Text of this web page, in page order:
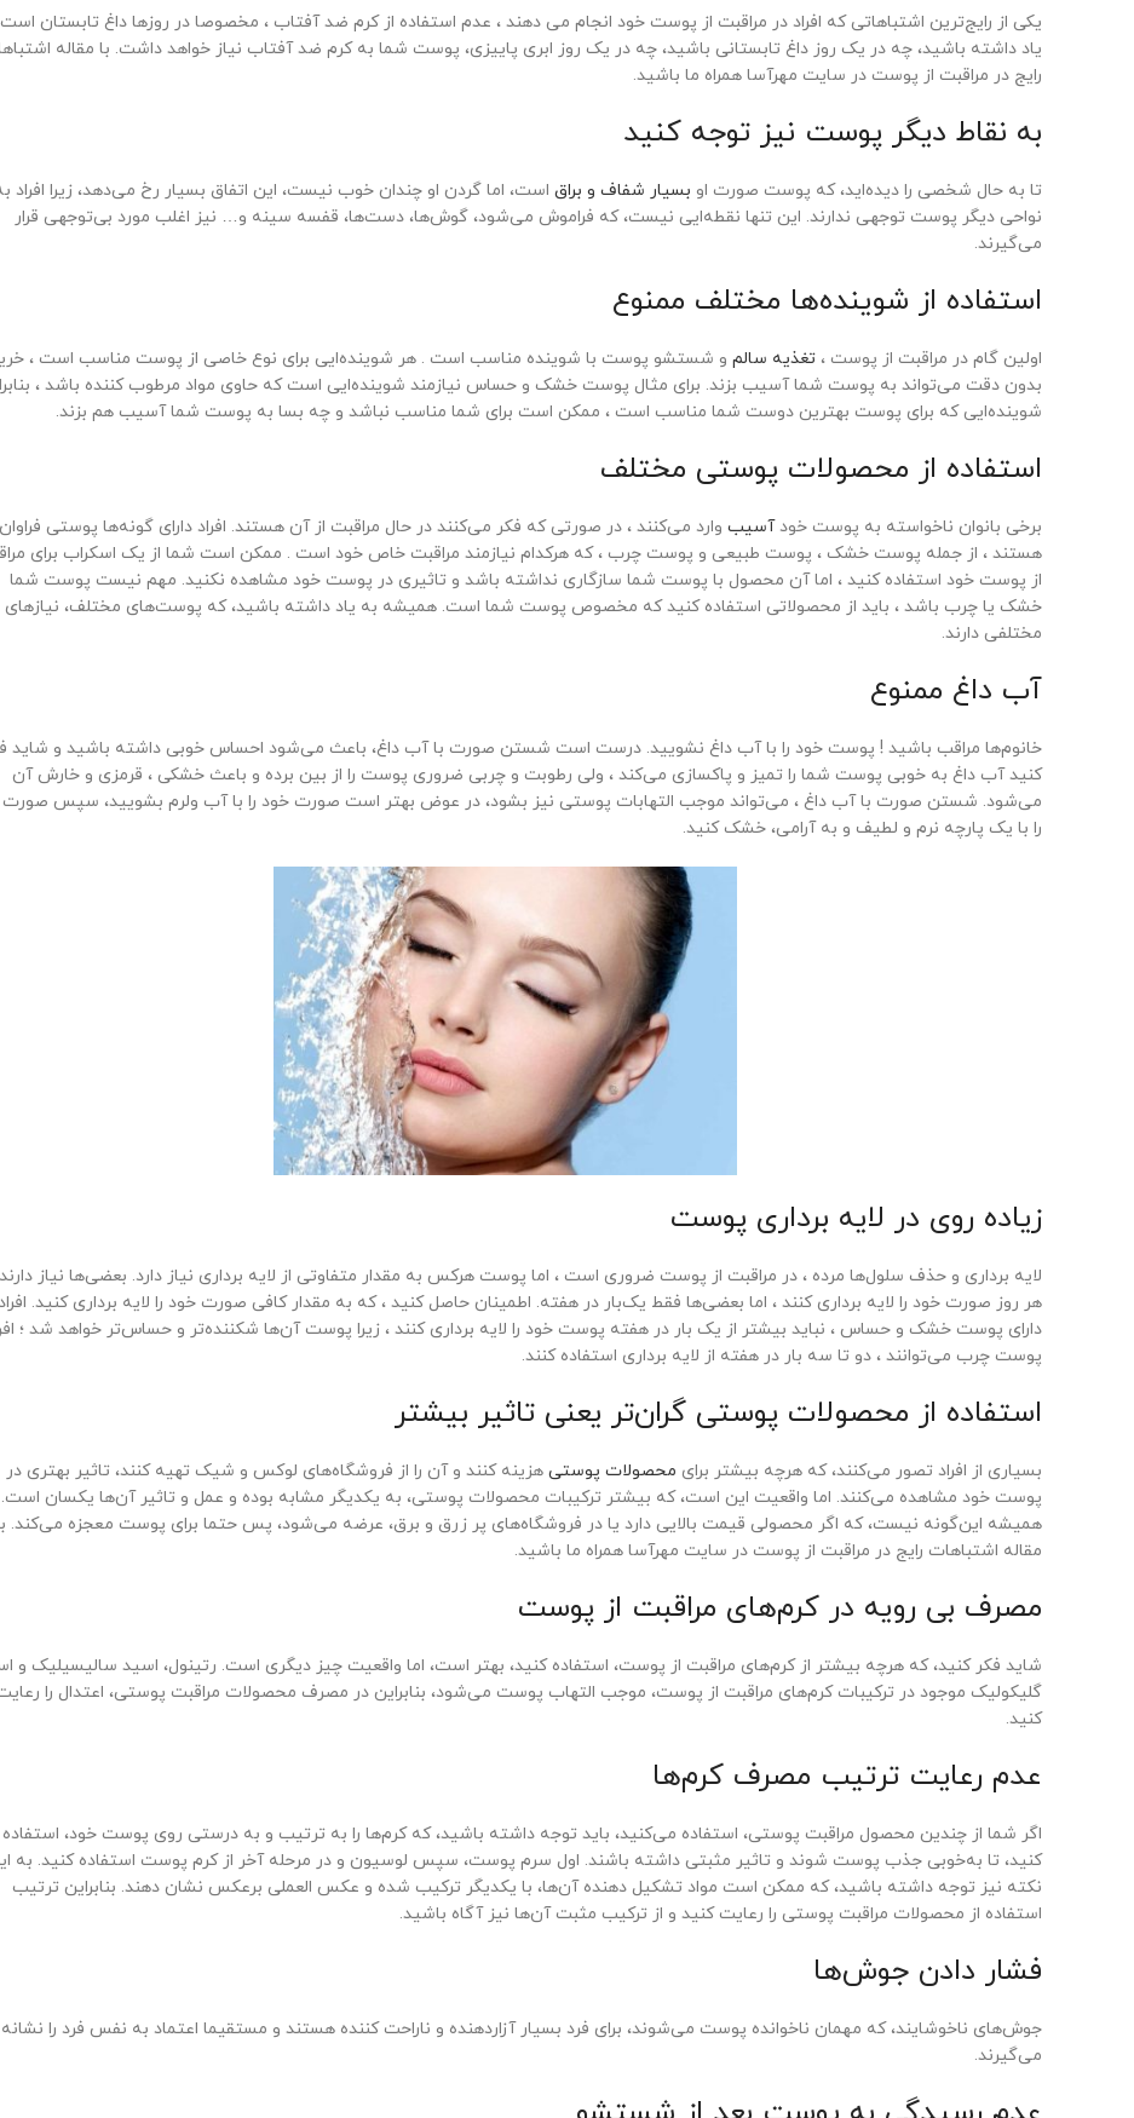
یکی از رایج‌ترین اشتباهاتی که افراد در مراقبت از پوست خود انجام می دهند ، عدم استفاده از کرم ضد آفتاب ، مخصوصا در روزها داغ تابستان
یاد داشته باشید، چه در یک روز داغ تابستانی باشید، چه در یک روز ابری پاییزی، پوست شما به کرم ضد آفتاب نیاز خواهد داشت. با مقاله
رایج در مراقبت از پوست در سایت مهرآسا همراه ما باشید.
به نقاط دیگر پوست نیز توجه کنید
تا به حال شخصی را دیده‌اید، که پوست صورت او بسیار شفاف و براق است، اما گردن او چندان خوب نیست، این اتفاق بسیار رخ می‌دهد، زیرا افراد
نواحی دیگر پوست توجهی ندارند. این تنها نقطه‌ایی نیست، که فراموش می‌شود، گوش‌ها، دست‌ها، قفسه سینه و… نیز اغلب مورد بی‌توجهی قرار
می‌گیرند.
استفاده از شوینده‌ها مختلف ممنوع
اولین گام در مراقبت از پوست ، تغذیه سالم و شستشو پوست با شوینده مناسب است . هر شوینده‌ایی برای نوع خاصی از پوست مناسب است ،
بدون دقت می‌تواند به پوست شما آسیب بزند. برای مثال پوست خشک و حساس نیازمند شوینده‌ایی است که حاوی مواد مرطوب کننده باشد ،
شوینده‌ایی که برای پوست بهترین دوست شما مناسب است ، ممکن است برای شما مناسب نباشد و چه بسا به پوست شما آسیب هم بزند.
استفاده از محصولات پوستی مختلف
برخی بانوان ناخواسته به پوست خودآسیب وارد می‌کنند ، در صورتی که فکر می‌کنند در حال مراقبت از آن هستند. افراد دارای گونه‌ها پوستی فراوان
هستند ، از جمله پوست خشک ، پوست طبیعی و پوست چرب ، که هرکدام نیازمند مراقبت خاص خود است . ممکن است شما از یک اسکراب برای
از پوست خود استفاده کنید ، اما آن محصول با پوست شما سازگاری نداشته باشد و تاثیری در پوست خود مشاهده نکنید. مهم نیست پوست شما
خشک یا چرب باشد ، باید از محصولاتی استفاده کنید که مخصوص پوست شما است. همیشه به یاد داشته باشید، که پوست‌های مختلف، نیازهای
مختلفی دارند.
آب داغ ممنوع
خانوم‌ها مراقب باشید ! پوست خود را با آب داغ نشویید. درست است شستن صورت با آب داغ، باعث می‌شود احساس خوبی داشته باشید و شاید
کنید آب داغ به خوبی پوست شما را تمیز و پاکسازی می‌کند ، ولی رطوبت و چربی ضروری پوست را از بین برده و باعث خشکی ، قرمزی و خارش آن
می‌شود. شستن صورت با آب داغ ، می‌تواند موجب التهابات پوستی نیز بشود، در عوض بهتر است صورت خود را با آب ولرم بشویید، سپس صورت
را با یک پارچه نرم و لطیف و به آرامی، خشک کنید.
زیاده روی در لایه برداری پوست
لایه برداری و حذف سلول‌ها مرده ، در مراقبت از پوست ضروری است ، اما پوست هرکس به مقدار متفاوتی از لایه برداری نیاز دارد. بعضی‌ها نیاز
هر روز صورت خود را لایه برداری کنند ، اما بعضی‌ها فقط یک‌بار در هفته. اطمینان حاصل کنید ، که به مقدار کافی صورت خود را لایه برداری کنید. افراد
دارای پوست خشک و حساس ، نباید بیشتر از یک بار در هفته پوست خود را لایه برداری کنند ، زیرا پوست آن‌ها شکننده‌تر و حساس‌تر خواهد شد ؛
پوست چرب می‌توانند ، دو تا سه بار در هفته از لایه برداری استفاده کنند.
استفاده از محصولات پوستی گران‌تر یعنی تاثیر بیشتر
بسیاری از افراد تصور می‌کنند، که هرچه بیشتر برای محصولات پوستی هزینه کنند و آن‌ را از فروشگاه‌های لوکس و شیک تهیه کنند، تاثیر بهتری در
پوست خود مشاهده می‌کنند. اما واقعیت این است، که بیشتر ترکیبات محصولات پوستی، به یکدیگر مشابه بوده و عمل و تاثیر آن‌ها یکسان است.
همیشه این‌گونه نیست، که اگر محصولی قیمت بالایی دارد یا در فروشگاه‌های پر زرق و برق، عرضه می‌شود، پس حتما برای پوست معجزه می‌کند.
مقاله اشتباهات رایج در مراقبت از پوست در سایت مهرآسا همراه ما باشید.
مصرف بی رویه در کرم‌های مراقبت از پوست
شاید فکر کنید، که هرچه بیشتر از کرم‌های مراقبت از پوست، استفاده کنید، بهتر است، اما واقعیت چیز دیگری است. رتینول، اسید سالیسیلیک و
گلیکولیک موجود در ترکیبات کرم‌های مراقبت از پوست، موجب التهاب پوست می‌شود، بنابراین در مصرف محصولات مراقبت پوستی، اعتدال را
کنید.
عدم رعایت ترتیب مصرف کرم‌ها
اگر شما از چندین محصول مراقبت پوستی، استفاده می‌کنید، باید توجه داشته باشید، که کرم‌ها را به ترتیب و به درستی روی پوست خود، استفاده
کنید، تا به‌خوبی جذب پوست شوند و تاثیر مثبتی داشته باشند. اول سرم پوست، سپس لوسیون و در مرحله آخر از کرم پوست استفاده کنید. به
نکته نیز توجه داشته باشید، که ممکن است مواد تشکیل دهنده آن‌ها، با یکدیگر ترکیب شده و عکس العملی برعکس نشان دهند. بنابراین ترتیب
استفاده از محصولات مراقبت پوستی را رعایت کنید و از ترکیب مثبت آن‌ها نیز آگاه باشید.
فشار دادن جوش‌ها
جوش‌های ناخوشایند، که مهمان ناخوانده پوست می‌شوند، برای فرد بسیار آزاردهنده و ناراحت کننده هستند و مستقیما اعتماد به نفس فرد را نشانه
می‌گیرند.